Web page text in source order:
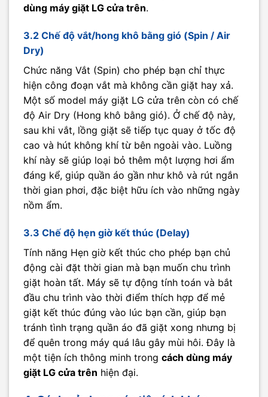
dùng máy giặt LG cửa trên.
3.2 Chế độ vắt/hong khô bằng gió (Spin / Air
Dry)
Chức năng Vắt (Spin) cho phép bạn chỉ thực
hiện công đoạn vắt mà không cần giặt hay xả.
Một số model máy giặt LG cửa trên còn có chế
độ Air Dry (Hong khô bằng gió). Ở chế độ này,
sau khi vắt, lồng giặt sẽ tiếp tục quay ở tốc độ
cao và hút không khí từ bên ngoài vào. Luồng
khí này sẽ giúp loại bỏ thêm một lượng hơi ẩm
đáng kể, giúp quần áo gần như khô và rút ngắn
thời gian phơi, đặc biệt hữu ích vào những ngày
nồm ẩm.
3.3 Chế độ hẹn giờ kết thúc (Delay)
Tính năng Hẹn giờ kết thúc cho phép bạn chủ
động cài đặt thời gian mà bạn muốn chu trình
giặt hoàn tất. Máy sẽ tự động tính toán và bắt
đầu chu trình vào thời điểm thích hợp để mẻ
giặt kết thúc đúng vào lúc bạn cần, giúp bạn
tránh tình trạng quần áo đã giặt xong nhưng bị
để quên trong máy quá lâu gây mùi hôi. Đây là
một tiện ích thông minh trong cách dùng máy
giặt LG cửa trên hiện đại.